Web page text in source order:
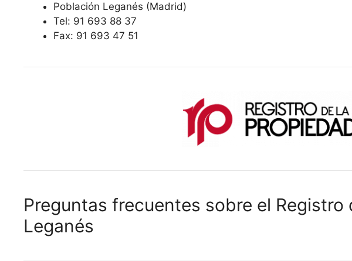
Población Leganés (Madrid)
Tel: 91 693 88 37
Fax: 91 693 47 51
Preguntas frecuentes sobre el Registro
Leganés